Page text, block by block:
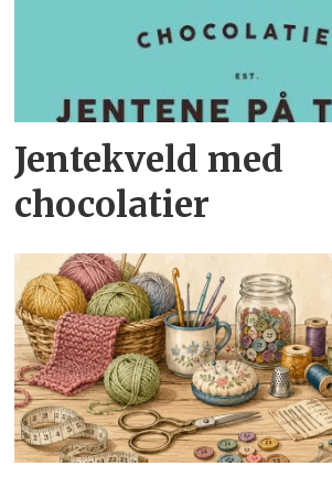
Jentekveld med
chocolatier